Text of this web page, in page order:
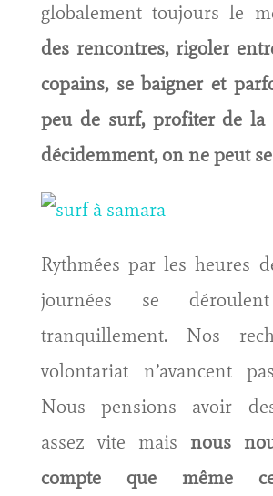
globalement toujours le
des rencontres, rigoler
copains, se baigner et
peu de surf, profiter de la
décidemment, on ne peut
Rythmées par les heures
journées se
tranquillement. Nos
volontariat n’avancent
Nous pensions avoir
assez vite mais nous
compte que même